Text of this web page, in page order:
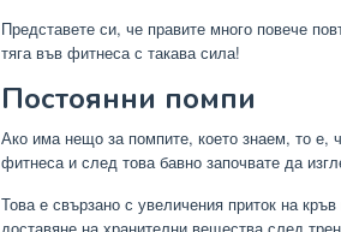
Представете си, че правите много повече
тяга във фитнеса с такава сила!
Постоянни помпи
Ако има нещо за помпите, което знаем, то
фитнеса и след това бавно започвате да
Това е свързано с увеличения приток на